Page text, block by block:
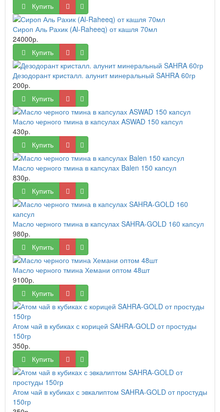
Купить
Сироп Аль Рахик (Al-Raheeq) от кашля 70мл
24000р.
Купить
Дезодорант кристалл. алунит минеральный SAHRA 60гр
200р.
Купить
Масло черного тмина в капсулах ASWAD 150 капсул
430р.
Купить
Масло черного тмина в капсулах Balen 150 капсул
830р.
Купить
Масло черного тмина в капсулах SAHRA-GOLD 160 капсул
980р.
Купить
Масло черного тмина Хемани оптом 48шт
9100р.
Купить
Атом чай в кубиках с корицей SAHRA-GOLD от простуды
150гр
350р.
Купить
Атом чай в кубиках с эвкалиптом SAHRA-GOLD от простуды
150гр